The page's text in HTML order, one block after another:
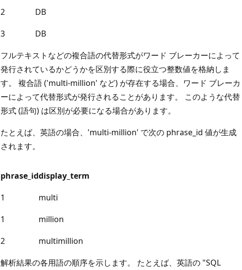
2
DB
3
DB
フルテキストなどの複合語の代替形式がワード ブレーカーによって
発行されているかどうかを区別する際に役立つ整数値を格納しま
す。 複合語 ('multi-million' など) が存在する場合、ワード ブレーカ
ーによって代替形式が発行されることがあります。 このような代替
形式 (語句) は区別が必要になる場合があります。
たとえば、英語の場合、'multi-million' で次の phrase_id 値が生成
されます。
phrase_iddisplay_term
1
multi
1
million
2
multimillion
解析結果の各用語の順序を示します。 たとえば、英語の "SQL